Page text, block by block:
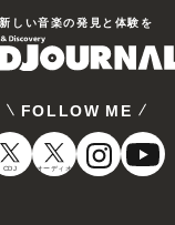
新しい⾳楽の発⾒と体験を
FOLLOW ME
CDJ オーディオ